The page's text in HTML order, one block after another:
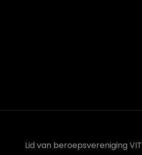
Lid van beroepsvereniging VIT